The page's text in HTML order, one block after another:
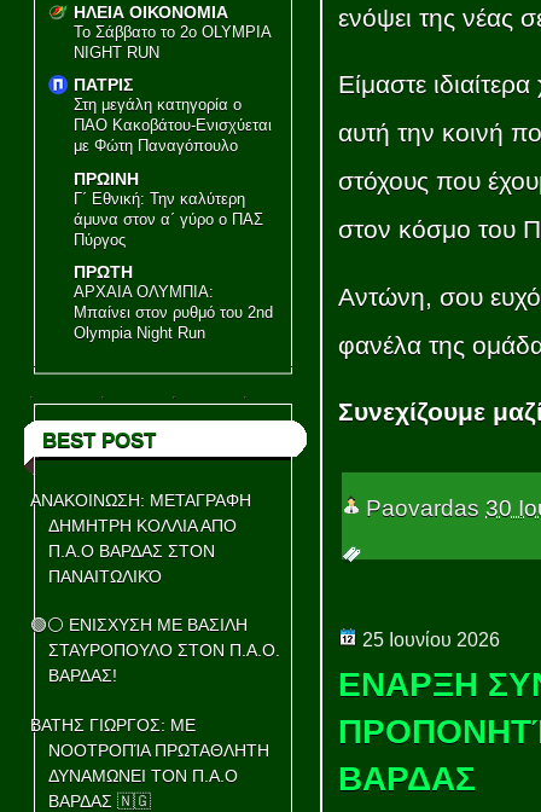
ΗΛΕΙΑ ΟΙΚΟΝΟΜΙΑ
Το Σάββατο το 2ο OLYMPIA
NIGHT RUN
ΠΑΤΡΙΣ
Στη μεγάλη κατηγορία ο
ΠΑΟ Κακοβάτου-Ενισχύεται
με Φώτη Παναγόπουλο
ΠΡΩΙΝΗ
Γ΄ Εθνική: Την καλύτερη
άμυνα στον α΄ γύρο ο ΠΑΣ
Πύργος
ΠΡΩΤΗ
ΑΡΧΑΙΑ ΟΛΥΜΠΙΑ:
Μπαίνει στον ρυθμό του 2nd
Olympia Night Run
BEST POST
ΑΝΑΚΟΙΝΩΣΗ: ΜΕΤΑΓΡΑΦΗ
ΔΗΜΗΤΡΗ ΚΟΛΛΙΑ ΑΠΟ
Π.Α.Ο ΒΑΡΔΑΣ ΣΤΟΝ
ΠΑΝΑΙΤΩΛΙΚΌ
🟢⚪ ΕΝΙΣΧΥΣΗ ΜΕ ΒΑΣΙΛΗ
ΣΤΑΥΡΟΠΟΥΛΟ ΣΤΟΝ Π.Α.Ο.
ΒΑΡΔΑΣ!
ΒΑΤΗΣ ΓΙΩΡΓΟΣ: ΜΕ
ΝΟΟΤΡΟΠΊΑ ΠΡΩΤΑΘΛΗΤΗ
ΔΥΝΑΜΩΝΕΙ ΤΟΝ Π.Α.Ο
ΒΑΡΔΑΣ 🇳🇬
ενόψει της νέας
Είμαστε
αυτή την κοινή
στόχους που
στον κόσμο
Αντώνη, σου
φανέλα της
Συνεχίζουμε
Paovardas 30
25 Ιουνίου 2026
ΕΝΑΡΞΗ
ΒΑΡΔΑΣ